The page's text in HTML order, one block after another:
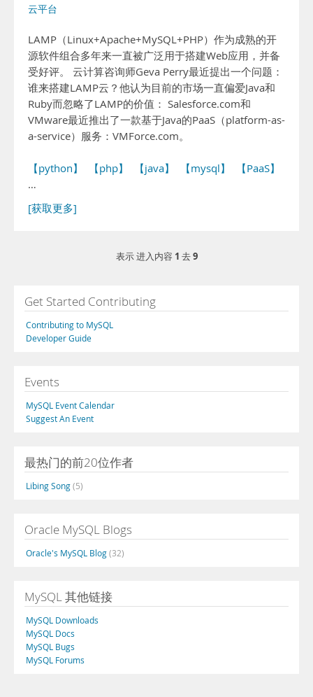
云平台
LAMP（Linux+Apache+MySQL+PHP）作为成熟的开
源软件组合多年来一直被广泛用于搭建Web应用，并备
受好评。 云计算咨询师Geva Perry最近提出一个问题：
谁来搭建LAMP云？他认为目前的市场一直偏爱Java和
Ruby而忽略了LAMP的价值： Salesforce.com和
VMware最近推出了一款基于Java的PaaS（platform-as-
a-service）服务：VMForce.com。
【python】 【php】 【java】 【mysql】
【PaaS】
…
[获取更多]
表示 进入内容 1 去9
Get Started Contributing
Contributing to MySQL
Developer Guide
Events
MySQL Event Calendar
Suggest An Event
最热门的前20位作者
Libing Song(5)
Oracle MySQL Blogs
Oracle's MySQL Blog(32)
MySQL 其他链接
MySQL Downloads
MySQL Docs
MySQL Bugs
MySQL Forums